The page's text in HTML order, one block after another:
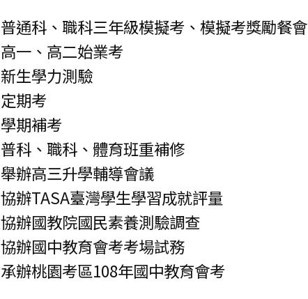
普通科、職科三年級模擬考、模擬考獎勵餐會
高一、高二始業考
新生學力測驗
定期考
學期補考
普科、職科、體育班重補修
舉辦高三升學輔導會議
協辦TASA臺灣學生學習成就評量
協辦國教院國民素養測驗調查
協辦國中教育會考考場試務
承辦桃園考區108年國中教育會考